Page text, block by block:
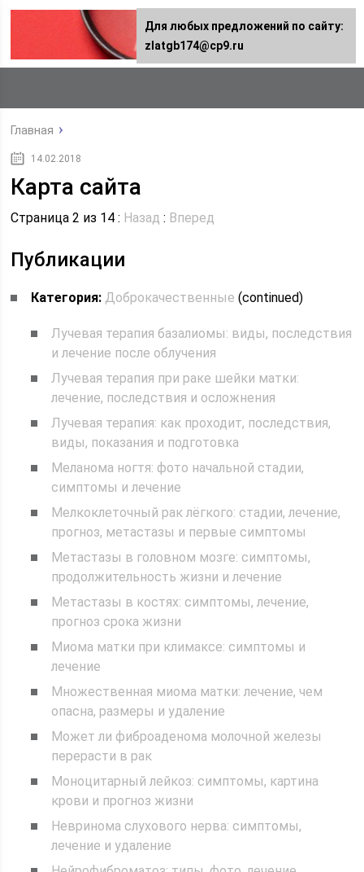
Главная
14.02.2018
Карта сайта
Страница 2 из 14 : Назад : Вперед
Публикации
Категория: Доброкачественные (continued)
Лучевая терапия базалиомы: виды, последствия
и лечение после облучения
Лучевая терапия при раке шейки матки:
лечение, последствия и осложнения
Лучевая терапия: как проходит, последствия,
виды, показания и подготовка
Меланома ногтя: фото начальной стадии,
симптомы и лечение
Мелкоклеточный рак лёгкого: стадии, лечение,
прогноз, метастазы и первые симптомы
Метастазы в головном мозге: симптомы,
продолжительность жизни и лечение
Метастазы в костях: симптомы, лечение,
прогноз срока жизни
Миома матки при климаксе: симптомы и
лечение
Множественная миома матки: лечение, чем
опасна, размеры и удаление
Может ли фиброаденома молочной железы
перерасти в рак
Моноцитарный лейкоз: симптомы, картина
крови и прогноз жизни
Невринома слухового нерва: симптомы,
лечение и удаление
Для любых предложений по сайту:
zlatgb174@cp9.ru